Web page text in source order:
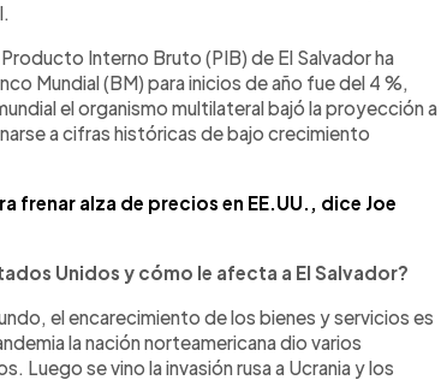
Interno Bruto (PIB) de El Salvador ha
Mundial (BM) para inicios de año fue del 4 %,
el organismo multilateral bajó la proyección a
a cifras históricas de bajo crecimiento
frenar alza de precios en EE.UU., dice Joe
Unidos y cómo le afecta a El Salvador?
el encarecimiento de los bienes y servicios es
la nación norteamericana dio varios
Luego se vino la invasión rusa a Ucrania y los